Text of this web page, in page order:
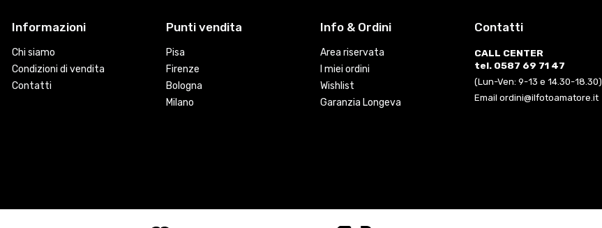
Informazioni
Chi siamo
Condizioni di vendita
Contatti
Punti vendita
Pisa
Firenze
Bologna
Milano
Info & Ordini
Area riservata
I miei ordini
Wishlist
Garanzia Longeva
Contatti
CALL CENTER
tel. 0587 69 71 47
(Lun-Ven: 9-13 e 14.30-18.30)
Email ordini@ilfotoamatore.it